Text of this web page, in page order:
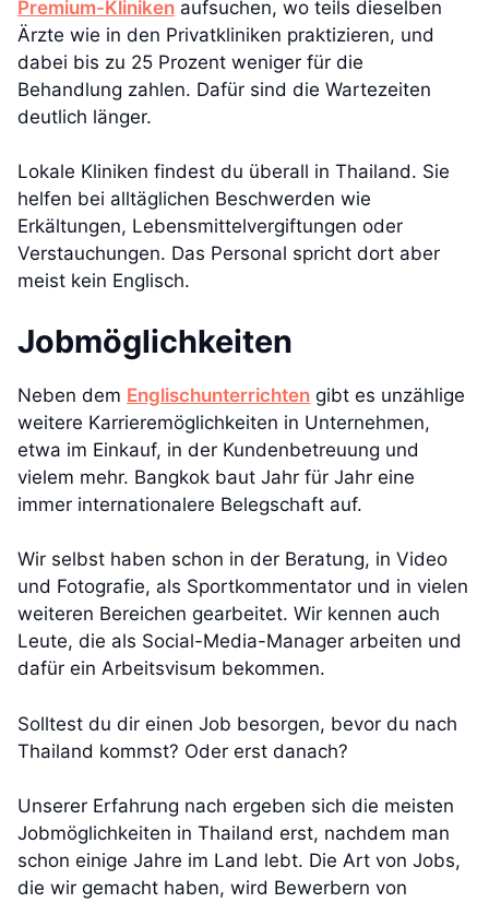
Premium-Kliniken aufsuchen, wo teils dieselben
Ärzte wie in den Privatkliniken praktizieren, und
dabei bis zu 25 Prozent weniger für die
Behandlung zahlen. Dafür sind die Wartezeiten
deutlich länger.
Lokale Kliniken findest du überall in Thailand. Sie
helfen bei alltäglichen Beschwerden wie
Erkältungen, Lebensmittelvergiftungen oder
Verstauchungen. Das Personal spricht dort aber
meist kein Englisch.
Jobmöglichkeiten
Neben dem Englischunterrichten gibt es unzählige
weitere Karrieremöglichkeiten in Unternehmen,
etwa im Einkauf, in der Kundenbetreuung und
vielem mehr. Bangkok baut Jahr für Jahr eine
immer internationalere Belegschaft auf.
Wir selbst haben schon in der Beratung, in Video
und Fotografie, als Sportkommentator und in vielen
weiteren Bereichen gearbeitet. Wir kennen auch
Leute, die als Social-Media-Manager arbeiten und
dafür ein Arbeitsvisum bekommen.
Solltest du dir einen Job besorgen, bevor du nach
Thailand kommst? Oder erst danach?
Unserer Erfahrung nach ergeben sich die meisten
Jobmöglichkeiten in Thailand erst, nachdem man
schon einige Jahre im Land lebt. Die Art von Jobs,
die wir gemacht haben, wird Bewerbern von